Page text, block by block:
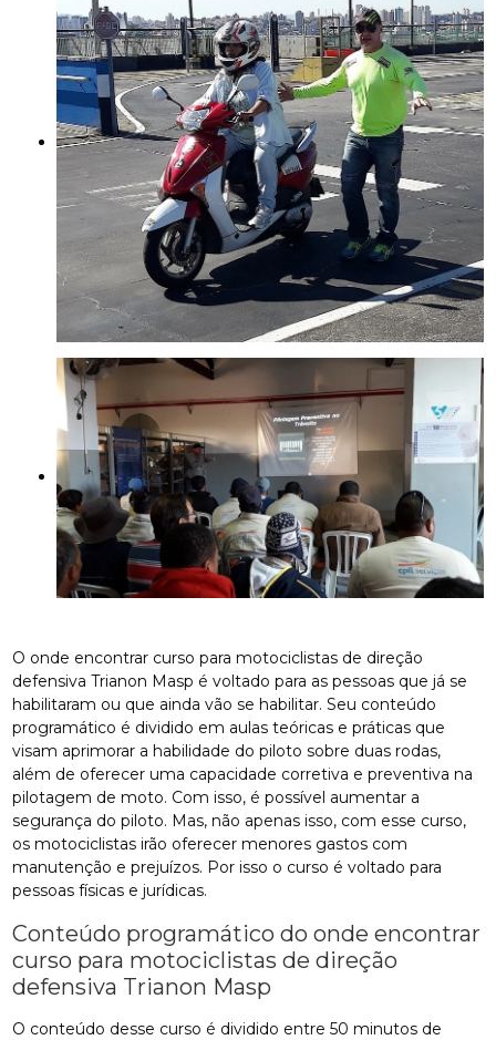
O onde encontrar curso para motociclistas de direção
defensiva Trianon Masp é voltado para as pessoas que já se
habilitaram ou que ainda vão se habilitar. Seu conteúdo
programático é dividido em aulas teóricas e práticas que
visam aprimorar a habilidade do piloto sobre duas rodas,
além de oferecer uma capacidade corretiva e preventiva na
pilotagem de moto. Com isso, é possível aumentar a
segurança do piloto. Mas, não apenas isso, com esse curso,
os motociclistas irão oferecer menores gastos com
manutenção e prejuízos. Por isso o curso é voltado para
pessoas físicas e jurídicas.
Conteúdo programático do onde encontrar
curso para motociclistas de direção
defensiva Trianon Masp
O conteúdo desse curso é dividido entre 50 minutos de